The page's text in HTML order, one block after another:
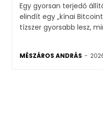
Egy gyorsan terjedő
elindít egy „kínai
tízszer gyorsabb lesz,
MÉSZÁROS ANDRÁS -